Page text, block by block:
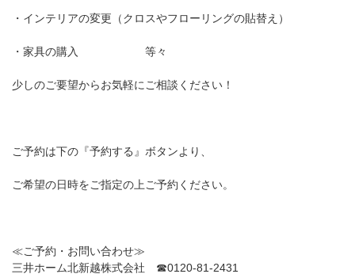
・インテリアの変更（クロスやフローリングの貼替え）
・家具の購入 等々
少しのご要望からお気軽にご相談ください！
ご予約は下の『予約する』ボタンより、
ご希望の日時をご指定の上ご予約ください。
≪ご予約・お問い合わせ≫
三井ホーム北新越株式会社 ☎0120-81-2431